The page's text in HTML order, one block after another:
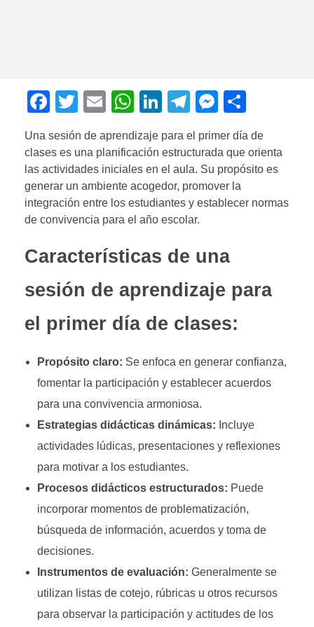
F
c
e
b
o
k
T
tt
er
E
ail
W
at
s
A
p
Li
k
e
dI
n
T
e
gr
a
m
M
ss
e
n
g
m
p
tir
Una sesión de aprendizaje para el primer día de
clases es una planificación estructurada que orienta
las actividades iniciales en el aula. Su propósito es
generar un ambiente acogedor, promover la
integración entre los estudiantes y establecer normas
de convivencia para el año escolar.
Características de una
sesión de aprendizaje para
el primer día de clases:
Propósito claro: Se enfoca en generar confianza,
fomentar la participación y establecer acuerdos
para una convivencia armoniosa.
Estrategias didácticas dinámicas: Incluye
actividades lúdicas, presentaciones y reflexiones
para motivar a los estudiantes.
Procesos didácticos estructurados: Puede
incorporar momentos de problematización,
búsqueda de información, acuerdos y toma de
decisiones.
Instrumentos de evaluación: Generalmente se
utilizan listas de cotejo, rúbricas u otros recursos
para observar la participación y actitudes de los